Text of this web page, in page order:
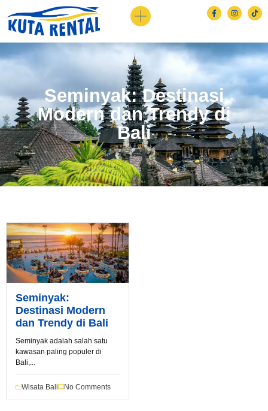
Seminyak: Destinasi
Modern dan Trendy di
Bali
Seminyak:
Destinasi Modern
dan Trendy di Bali
Seminyak adalah salah satu
kawasan paling populer di
Bali,...
Wisata Bali No Comments
Book via WhatsApp
Pilih Mobil*
Tipe Sewa*